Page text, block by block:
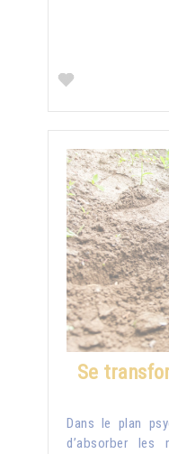
Se
Dans le plan
d’absorber les